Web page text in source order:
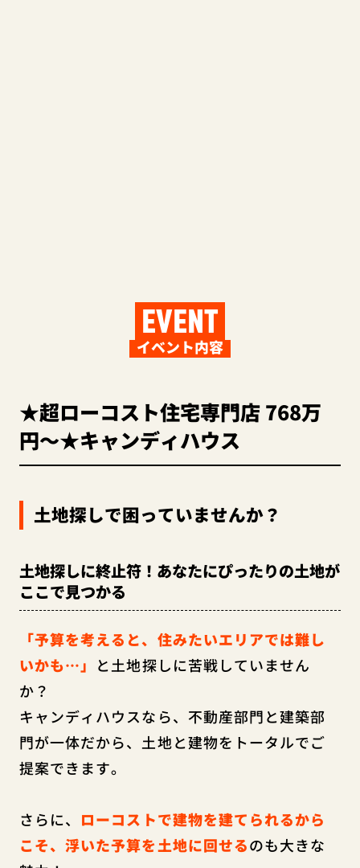
EVENT
イベント内容
★超ローコスト住宅専門店 768万
円～★キャンディハウス
土地探しで困っていませんか？
土地探しに終止符！あなたにぴったりの土地が
ここで見つかる
「予算を考えると、住みたいエリアでは難し
いかも…」 と土地探しに苦戦していません
か？
キャンディハウスなら、不動産部門と建築部
門が一体だから、土地と建物をトータルでご
提案できます。
さらに、 ローコストで建物を建てられるから
こそ、浮いた予算を土地に回せるのも大きな